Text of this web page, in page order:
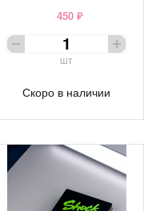
450 ₽
шт
Скоро в наличии